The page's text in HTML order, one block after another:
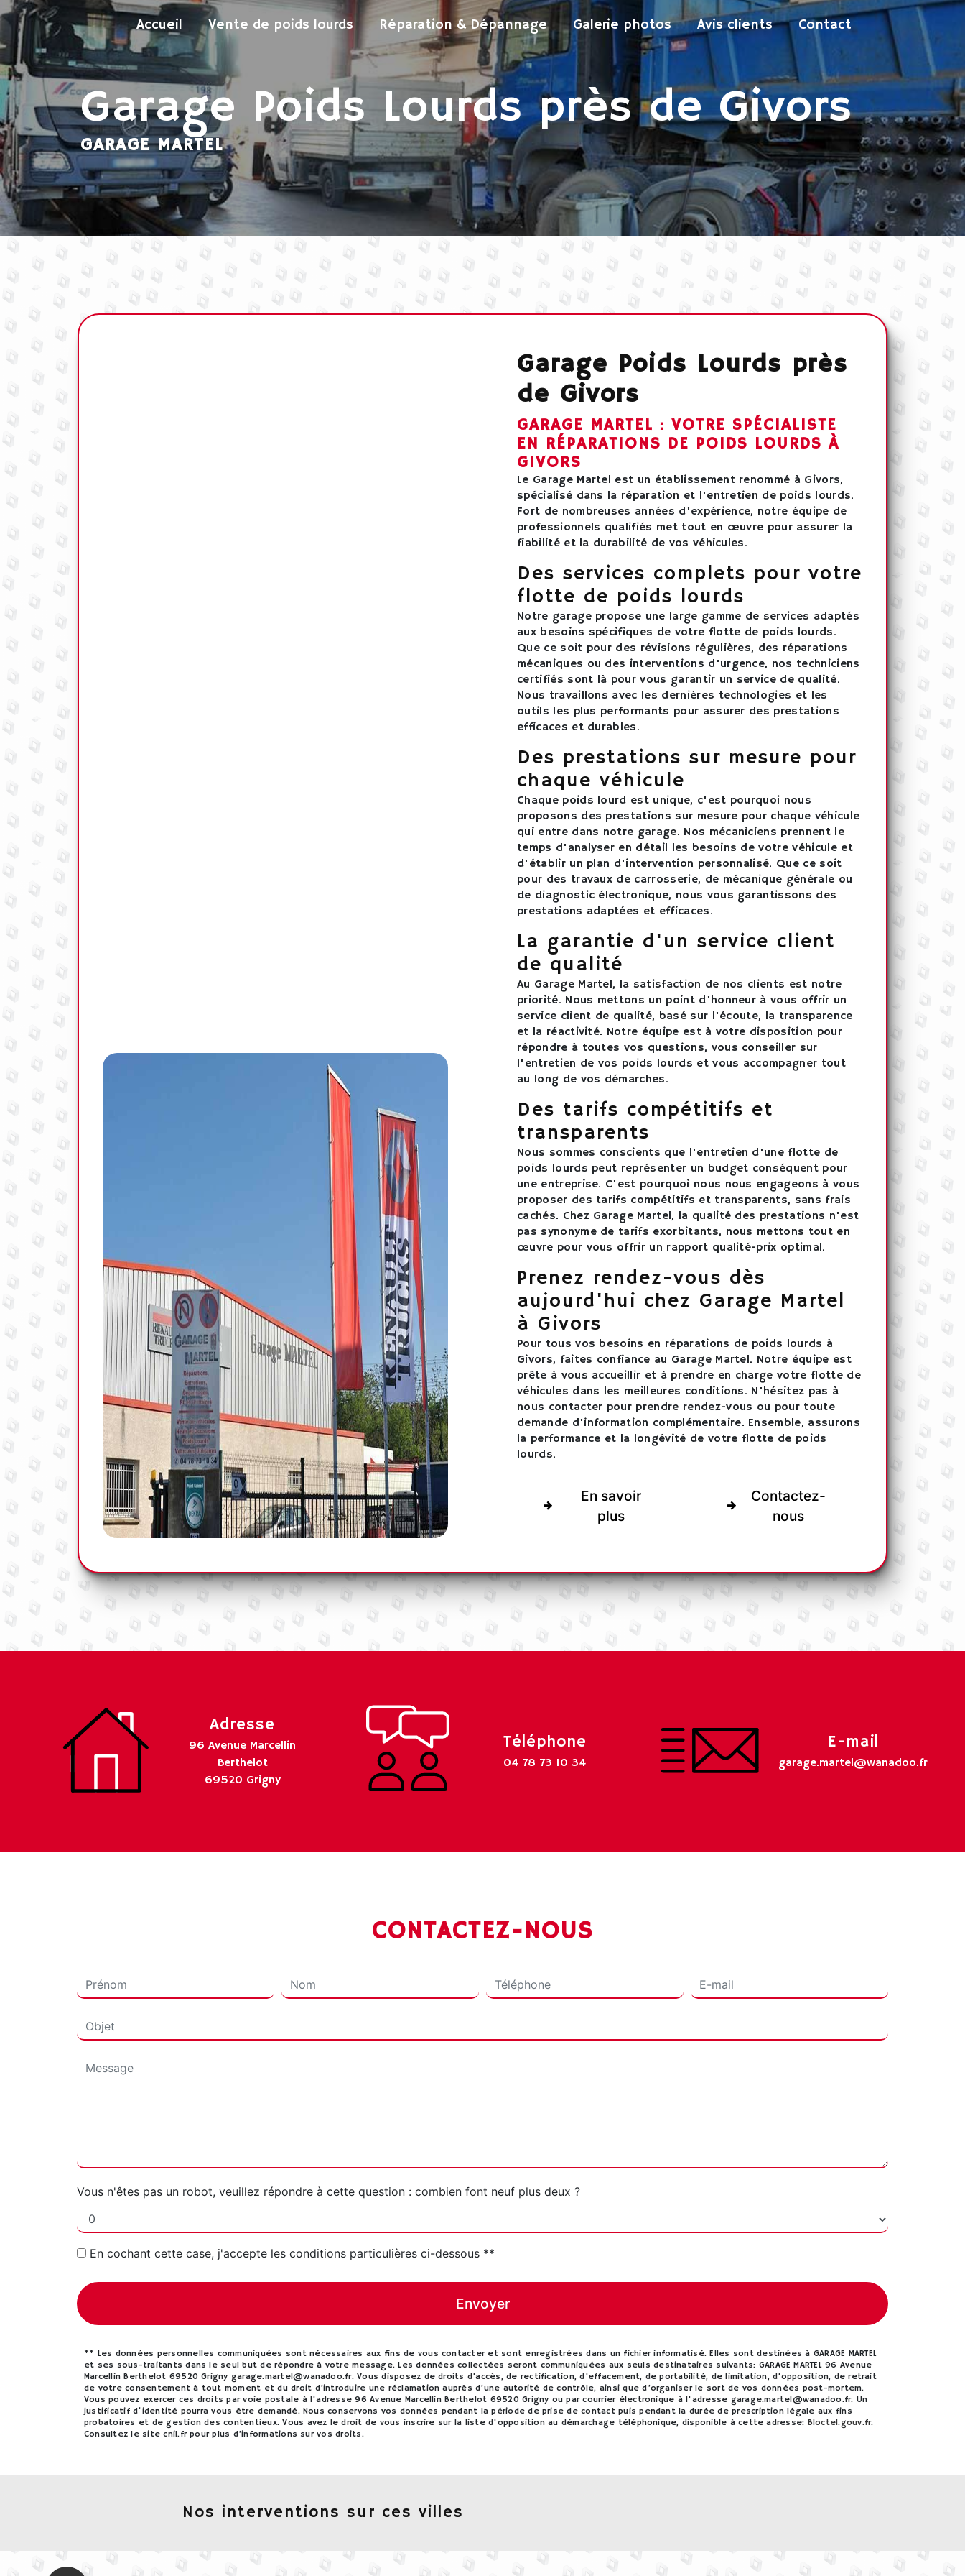
Accueil Vente de poids lourds Réparation & Dépannage Galerie photos Avis clients Contact
Garage Poids Lourds près de Givors
GARAGE MARTEL
Garage Poids Lourds près
de Givors
GARAGE MARTEL : VOTRE SPÉCIALISTE
EN RÉPARATIONS DE POIDS LOURDS À
GIVORS
Le Garage Martel est un établissement renommé à Givors,
spécialisé dans la réparation et l'entretien de poids lourds.
Fort de nombreuses années d'expérience, notre équipe de
professionnels qualifiés met tout en œuvre pour assurer la
fiabilité et la durabilité de vos véhicules.
Des services complets pour votre
flotte de poids lourds
Notre garage propose une large gamme de services adaptés
aux besoins spécifiques de votre flotte de poids lourds.
Que ce soit pour des révisions régulières, des réparations
mécaniques ou des interventions d'urgence, nos techniciens
certifiés sont là pour vous garantir un service de qualité.
Nous travaillons avec les dernières technologies et les
outils les plus performants pour assurer des prestations
efficaces et durables.
Des prestations sur mesure pour
chaque véhicule
Chaque poids lourd est unique, c'est pourquoi nous
proposons des prestations sur mesure pour chaque véhicule
qui entre dans notre garage. Nos mécaniciens prennent le
temps d'analyser en détail les besoins de votre véhicule et
d'établir un plan d'intervention personnalisé. Que ce soit
pour des travaux de carrosserie, de mécanique générale ou
de diagnostic électronique, nous vous garantissons des
prestations adaptées et efficaces.
La garantie d'un service client
de qualité
Au Garage Martel, la satisfaction de nos clients est notre
priorité. Nous mettons un point d'honneur à vous offrir un
service client de qualité, basé sur l'écoute, la transparence
et la réactivité. Notre équipe est à votre disposition pour
répondre à toutes vos questions, vous conseiller sur
l'entretien de vos poids lourds et vous accompagner tout
au long de vos démarches.
Des tarifs compétitifs et
transparents
Nous sommes conscients que l'entretien d'une flotte de
poids lourds peut représenter un budget conséquent pour
une entreprise. C'est pourquoi nous nous engageons à vous
proposer des tarifs compétitifs et transparents, sans frais
cachés. Chez Garage Martel, la qualité des prestations n'est
pas synonyme de tarifs exorbitants, nous mettons tout en
œuvre pour vous offrir un rapport qualité-prix optimal.
Prenez rendez-vous dès
aujourd'hui chez Garage Martel
à Givors
Pour tous vos besoins en réparations de poids lourds à
Givors, faites confiance au Garage Martel. Notre équipe est
prête à vous accueillir et à prendre en charge votre flotte de
véhicules dans les meilleures conditions. N'hésitez pas à
nous contacter pour prendre rendez-vous ou pour toute
demande d'information complémentaire. Ensemble, assurons
la performance et la longévité de votre flotte de poids
lourds.
En savoir
plus
Contactez-
nous
Adresse
96 Avenue Marcellin
Berthelot
69520 Grigny
Téléphone
04 78 73 10 34
E-mail
garage.martel@wanadoo.fr
CONTACTEZ-NOUS
Vous n'êtes pas un robot, veuillez répondre à cette question : combien font neuf plus deux ?
En cochant cette case, j'accepte les conditions particulières ci-dessous **
Envoyer
** Les données personnelles communiquées sont nécessaires aux fins de vous contacter et sont enregistrées dans un fichier informatisé. Elles sont destinées à GARAGE MARTEL
et ses sous-traitants dans le seul but de répondre à votre message. Les données collectées seront communiquées aux seuls destinataires suivants: GARAGE MARTEL 96 Avenue
Marcellin Berthelot 69520 Grigny garage.martel@wanadoo.fr. Vous disposez de droits d’accès, de rectification, d’effacement, de portabilité, de limitation, d’opposition, de retrait
de votre consentement à tout moment et du droit d’introduire une réclamation auprès d’une autorité de contrôle, ainsi que d’organiser le sort de vos données post-mortem.
Vous pouvez exercer ces droits par voie postale à l'adresse 96 Avenue Marcellin Berthelot 69520 Grigny ou par courrier électronique à l'adresse garage.martel@wanadoo.fr. Un
justificatif d'identité pourra vous être demandé. Nous conservons vos données pendant la période de prise de contact puis pendant la durée de prescription légale aux fins
probatoires et de gestion des contentieux. Vous avez le droit de vous inscrire sur la liste d'opposition au démarchage téléphonique, disponible à cette adresse: Bloctel.gouv.fr.
Consultez le site cnil.fr pour plus d’informations sur vos droits.
Nos interventions sur ces villes
Panneau de gestion des cookies